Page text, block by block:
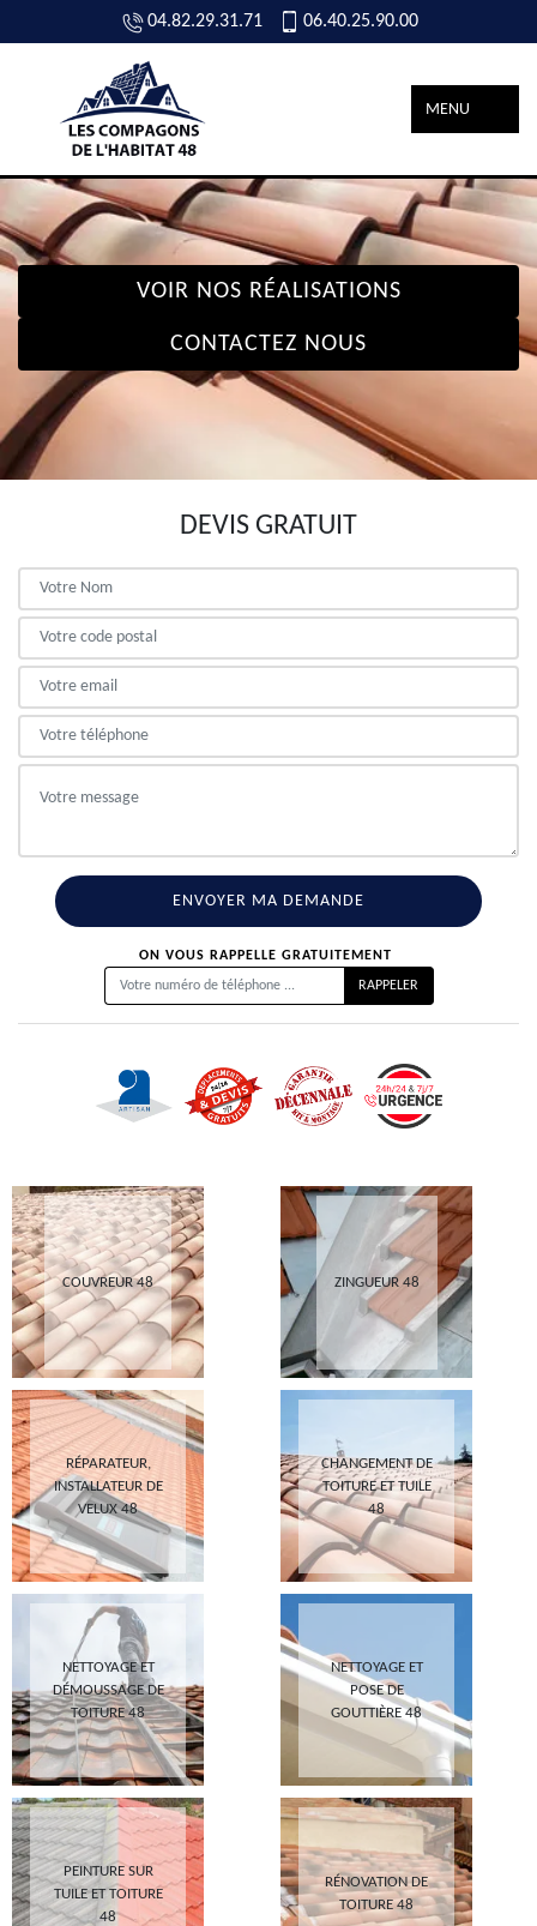
04.82.29.31.71 06.40.25.90.00
MENU
VOIR NOS RÉALISATIONS
CONTACTEZ NOUS
DEVIS GRATUIT
ON VOUS RAPPELLE GRATUITEMENT
COUVREUR 48 ZINGUEUR 48
RÉPARATEUR,
INSTALLATEUR DE
VELUX 48
CHANGEMENT DE
TOITURE ET TUILE
48
NETTOYAGE ET
DÉMOUSSAGE DE
TOITURE 48
NETTOYAGE ET
POSE DE
GOUTTIÈRE 48
PEINTURE SUR
TUILE ET TOITURE
48
RÉNOVATION DE
TOITURE 48